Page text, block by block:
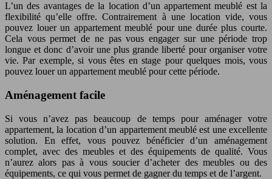
L’un des avantages de la location d’un appartement meublé est la
flexibilité qu’elle offre. Contrairement à une location vide, vous
pouvez louer un appartement meublé pour une durée plus courte.
Cela vous permet de ne pas vous engager sur une période trop
longue et donc d’avoir une plus grande liberté pour organiser votre
vie. Par exemple, si vous êtes en stage pour quelques mois, vous
pouvez louer un appartement meublé pour cette période.
Aménagement facile
Si vous n’avez pas beaucoup de temps pour aménager votre
appartement, la location d’un appartement meublé est une excellente
solution. En effet, vous pouvez bénéficier d’un aménagement
complet, avec des meubles et des équipements de qualité. Vous
n’aurez alors pas à vous soucier d’acheter des meubles ou des
équipements, ce qui vous permet de gagner du temps et de l’argent.